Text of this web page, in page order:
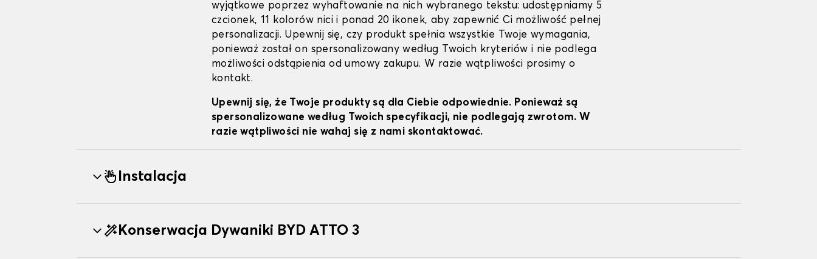
wyjątkowe poprzez wyhaftowanie na nich wybranego tekstu: udostępniamy 5
czcionek, 11 kolorów nici i ponad 20 ikonek, aby zapewnić Ci możliwość pełnej
personalizacji. Upewnij się, czy produkt spełnia wszystkie Twoje wymagania,
ponieważ został on spersonalizowany według Twoich kryteriów i nie podlega
możliwości odstąpienia od umowy zakupu. W razie wątpliwości prosimy o
kontakt.
Upewnij się, że Twoje produkty są dla Ciebie odpowiednie. Ponieważ są
spersonalizowane według Twoich specyfikacji, nie podlegają zwrotom. W
razie wątpliwości nie wahaj się z nami skontaktować.
Instalacja
Konserwacja Dywaniki BYD ATTO 3